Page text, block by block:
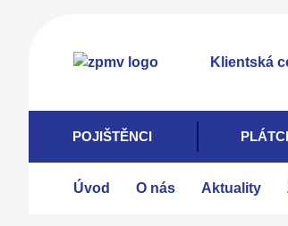
Klientská
POJIŠTĚNCI PLÁTCI
Úvod O nás Aktuality